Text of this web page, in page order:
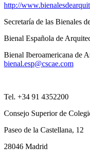
http://
Secretaría de las Bienales
Bienal Española de
Bienal Iberoamericana de
bienal.esp@cscae.com
Tel. +34 91 4352200
Consejo Superior de
Paseo de la Castellana, 12
28046 Madrid